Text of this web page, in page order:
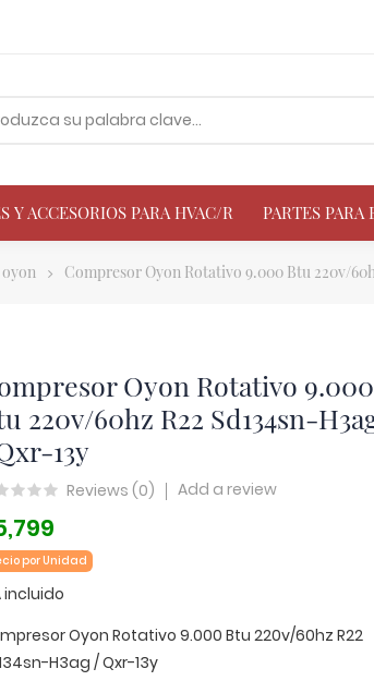
Y ACCESORIOS PARA HVAC/R PARTES
Compresor Oyon Rotativo 9.000 Btu 220v/
Oyon Rotativo 9.000
220v/60hz R22 Sd134sn-
13y
Reviews (0) Add a review
por Unidad
incluido
Oyon Rotativo 9.000 Btu 220v/60hz R22
H3ag / Qxr-13y